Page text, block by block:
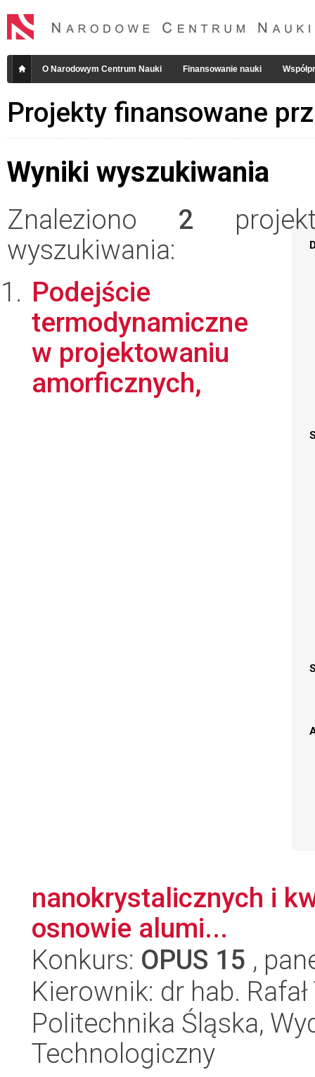
O Narodowym Centrum Nauki Finansowanie nauki
Projekty finansowane
Wyniki wyszukiwania
Znaleziono 2
wyszukiwania:
Podejście
termodynamiczne
w projektowaniu
amorficznych,
nanokrystalicznych i
osnowie alumi...
Konkurs: OPUS 15 ,
Kierownik: dr hab.
Politechnika Śląska,
Technologiczny